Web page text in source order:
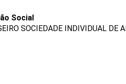
Social
SOCIEDADE INDIVIDUAL DE